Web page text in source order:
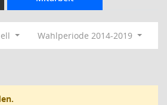
Wahlperiode 2014-2019